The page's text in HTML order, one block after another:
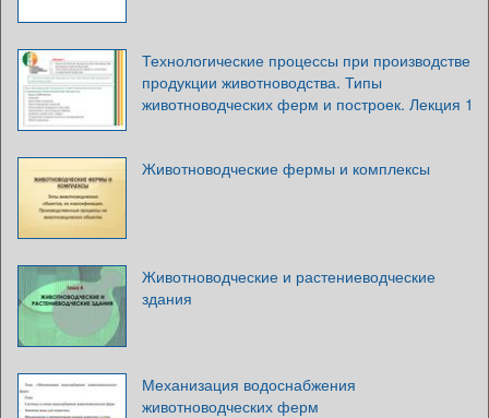
Технологические процессы при производстве
продукции животноводства. Типы
животноводческих ферм и построек. Лекция 1
Животноводческие фермы и комплексы
Животноводческие и растениеводческие
здания
Механизация водоснабжения
животноводческих ферм